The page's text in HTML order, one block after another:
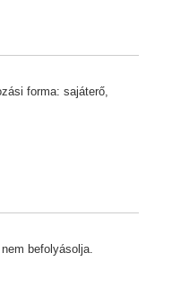
forma: sajáterő,
befolyásolja.